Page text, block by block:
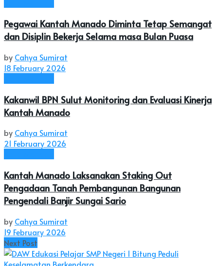
Pegawai Kantah Manado Diminta Tetap Semangat
dan Disiplin Bekerja Selama masa Bulan Puasa
by Cahya Sumirat
18 February 2026
Kakanwil BPN Sulut Monitoring dan Evaluasi Kinerja
Kantah Manado
by Cahya Sumirat
21 February 2026
Kantah Manado Laksanakan Staking Out
Pengadaan Tanah Pembangunan Bangunan
Pengendali Banjir Sungai Sario
by Cahya Sumirat
19 February 2026
Next Post